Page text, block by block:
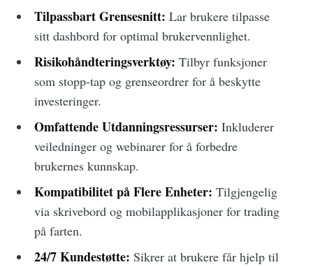
Tilpassbart Grensesnitt: Lar brukere tilpasse
sitt dashbord for optimal brukervennlighet.
Risikohåndteringsverktøy: Tilbyr funksjoner
som stopp-tap og grenseordrer for å beskytte
investeringer.
Omfattende Utdanningsressurser: Inkluderer
veiledninger og webinarer for å forbedre
brukernes kunnskap.
Kompatibilitet på Flere Enheter: Tilgjengelig
via skrivebord og mobilapplikasjoner for trading
på farten.
24/7 Kundestøtte: Sikrer at brukere får hjelp til